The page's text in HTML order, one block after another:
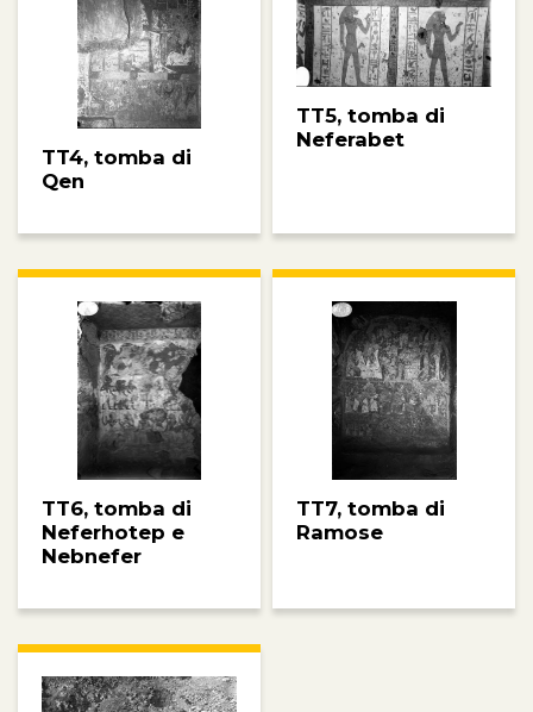
TT4, tomba di
Qen
TT5, tomba di
Neferabet
TT6, tomba di
Neferhotep e
Nebnefer
TT7, tomba di
Ramose